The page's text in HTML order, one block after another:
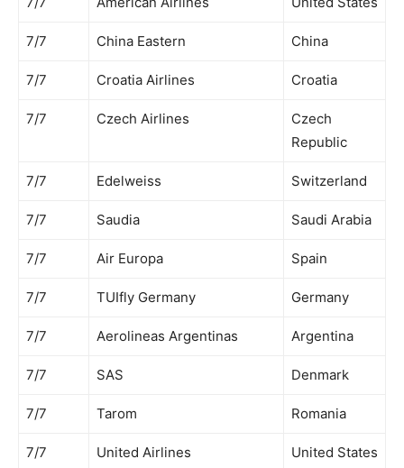
7/7 China Eastern China
7/7 Croatia Airlines Croatia
7/7 Czech Airlines
Czech
Republic
7/7 Edelweiss Switzerland
7/7 Saudia Saudi Arabia
7/7 Air Europa Spain
7/7 TUIfly Germany Germany
7/7 Aerolineas Argentinas Argentina
7/7 SAS Denmark
7/7 Tarom Romania
7/7 United Airlines United States